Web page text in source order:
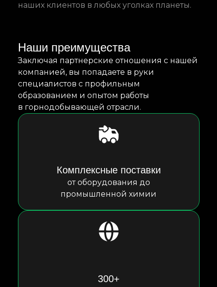
наших клиентов в любых уголках планеты.
Наши преимущества
Заключая партнерские отношения с нашей
компанией, вы попадаете в руки
специалистов с профильным
образованием и опытом работы
в горнодобывающей отрасли.
Комплексные поставки
от оборудования до
промышленной химии
300+